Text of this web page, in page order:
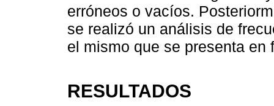
erróneos o vacíos.
se realizó un análisis de
el mismo que se presenta en
RESULTADOS